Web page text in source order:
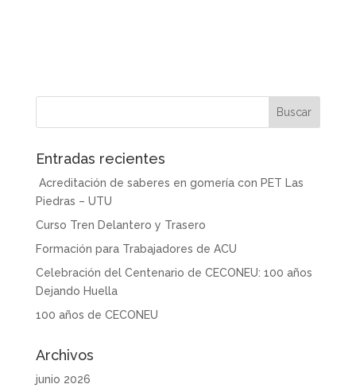
Entradas recientes
Acreditación de saberes en gomería con PET Las
Piedras – UTU
Curso Tren Delantero y Trasero
Formación para Trabajadores de ACU
Celebración del Centenario de CECONEU: 100 años
Dejando Huella
100 años de CECONEU
Archivos
junio 2026